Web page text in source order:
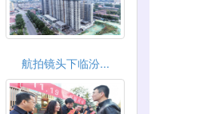
航拍镜头下临汾...